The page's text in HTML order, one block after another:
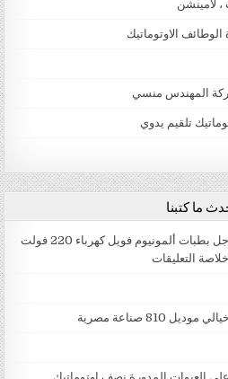
، لامينشن
الاوتوماتيك
تلقيم يدوي
ما كتبنا
فيديو شرح آلة لحام سطح عبوات جل بطبات ألمونيوم فويل كهرباء 220 فولت
صناعة مصرية